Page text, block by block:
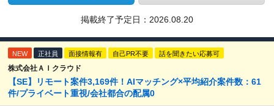
掲載終了予定日： 2026.08.20
NEW 正社員 面接情報有 自己PR不要 話を聞きたい応募可
株式会社ＡＩクラウド
【SE】リモート案件3,169件！AIマッチング×平均紹介案件数：61
件/プライベート重視/会社都合の配属0